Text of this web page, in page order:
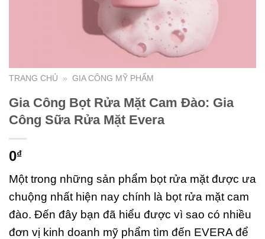
TRANG CHỦ » GIA CÔNG MỸ PHẨM
Gia Công Bọt Rửa Mặt Cam Đào: Gia
Công Sữa Rửa Mặt Evera
0₫
Một trong những sản phẩm bọt rửa mặt được ưa
chuộng nhất hiện nay chính là bọt rửa mặt cam
đào. Đến đây bạn đã hiểu được vì sao có nhiều
đơn vị kinh doanh mỹ phẩm tìm đến EVERA để